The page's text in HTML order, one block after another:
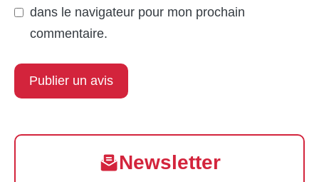
dans le navigateur pour mon prochain
commentaire.
Newsletter